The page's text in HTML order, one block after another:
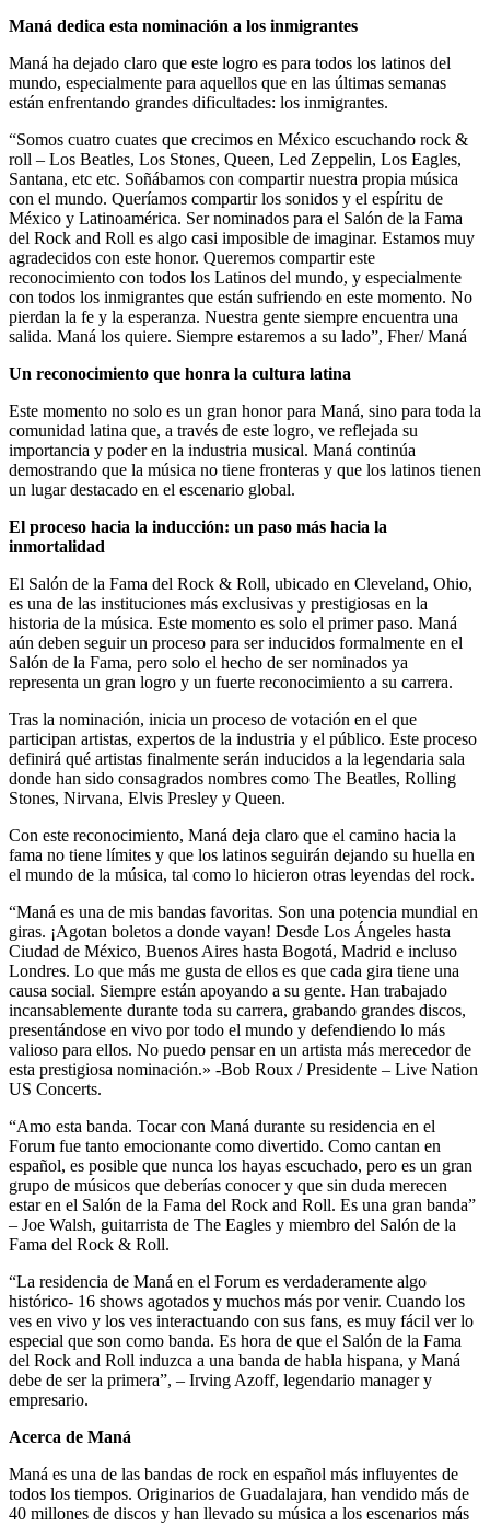
Maná dedica esta nominación a los inmigrantes
Maná ha dejado claro que este logro es para todos los latinos del
mundo, especialmente para aquellos que en las últimas semanas
están enfrentando grandes dificultades: los inmigrantes.
“Somos cuatro cuates que crecimos en México escuchando rock &
roll – Los Beatles, Los Stones, Queen, Led Zeppelin, Los Eagles,
Santana, etc etc. Soñábamos con compartir nuestra propia música
con el mundo. Queríamos compartir los sonidos y el espíritu de
México y Latinoamérica. Ser nominados para el Salón de la Fama
del Rock and Roll es algo casi imposible de imaginar. Estamos muy
agradecidos con este honor. Queremos compartir este
reconocimiento con todos los Latinos del mundo, y especialmente
con todos los inmigrantes que están sufriendo en este momento. No
pierdan la fe y la esperanza. Nuestra gente siempre encuentra una
salida. Maná los quiere. Siempre estaremos a su lado”, Fher/ Maná
Un reconocimiento que honra la cultura latina
Este momento no solo es un gran honor para Maná, sino para toda la
comunidad latina que, a través de este logro, ve reflejada su
importancia y poder en la industria musical. Maná continúa
demostrando que la música no tiene fronteras y que los latinos tienen
un lugar destacado en el escenario global.
El proceso hacia la inducción: un paso más hacia la
inmortalidad
El Salón de la Fama del Rock & Roll, ubicado en Cleveland, Ohio,
es una de las instituciones más exclusivas y prestigiosas en la
historia de la música. Este momento es solo el primer paso. Maná
aún deben seguir un proceso para ser inducidos formalmente en el
Salón de la Fama, pero solo el hecho de ser nominados ya
representa un gran logro y un fuerte reconocimiento a su carrera.
Tras la nominación, inicia un proceso de votación en el que
participan artistas, expertos de la industria y el público. Este proceso
definirá qué artistas finalmente serán inducidos a la legendaria sala
donde han sido consagrados nombres como The Beatles, Rolling
Stones, Nirvana, Elvis Presley y Queen.
Con este reconocimiento, Maná deja claro que el camino hacia la
fama no tiene límites y que los latinos seguirán dejando su huella en
el mundo de la música, tal como lo hicieron otras leyendas del rock.
“Maná es una de mis bandas favoritas. Son una potencia mundial en
giras. ¡Agotan boletos a donde vayan! Desde Los Ángeles hasta
Ciudad de México, Buenos Aires hasta Bogotá, Madrid e incluso
Londres. Lo que más me gusta de ellos es que cada gira tiene una
causa social. Siempre están apoyando a su gente. Han trabajado
incansablemente durante toda su carrera, grabando grandes discos,
presentándose en vivo por todo el mundo y defendiendo lo más
valioso para ellos. No puedo pensar en un artista más merecedor de
esta prestigiosa nominación.» -Bob Roux / Presidente – Live Nation
US Concerts.
“Amo esta banda. Tocar con Maná durante su residencia en el
Forum fue tanto emocionante como divertido. Como cantan en
español, es posible que nunca los hayas escuchado, pero es un gran
grupo de músicos que deberías conocer y que sin duda merecen
estar en el Salón de la Fama del Rock and Roll. Es una gran banda”
– Joe Walsh, guitarrista de The Eagles y miembro del Salón de la
Fama del Rock & Roll.
“La residencia de Maná en el Forum es verdaderamente algo
histórico- 16 shows agotados y muchos más por venir. Cuando los
ves en vivo y los ves interactuando con sus fans, es muy fácil ver lo
especial que son como banda. Es hora de que el Salón de la Fama
del Rock and Roll induzca a una banda de habla hispana, y Maná
debe de ser la primera”, – Irving Azoff, legendario manager y
empresario.
Acerca de Maná
Maná es una de las bandas de rock en español más influyentes de
todos los tiempos. Originarios de Guadalajara, han vendido más de
40 millones de discos y han llevado su música a los escenarios más